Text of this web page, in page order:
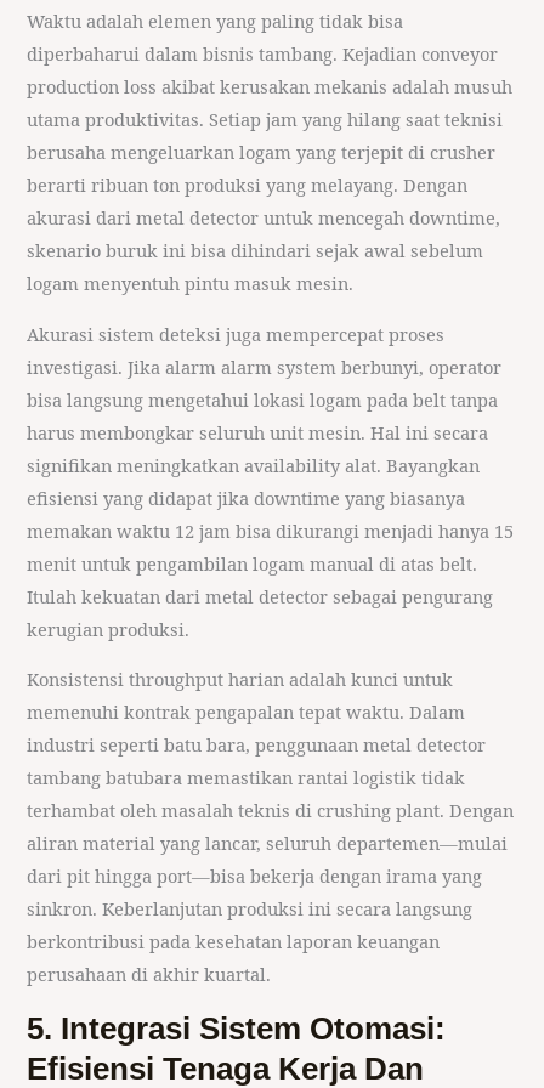
Waktu adalah elemen yang paling tidak bisa
diperbaharui dalam bisnis tambang. Kejadian conveyor
production loss akibat kerusakan mekanis adalah musuh
utama produktivitas. Setiap jam yang hilang saat teknisi
berusaha mengeluarkan logam yang terjepit di crusher
berarti ribuan ton produksi yang melayang. Dengan
akurasi dari metal detector untuk mencegah downtime,
skenario buruk ini bisa dihindari sejak awal sebelum
logam menyentuh pintu masuk mesin.
Akurasi sistem deteksi juga mempercepat proses
investigasi. Jika alarm alarm system berbunyi, operator
bisa langsung mengetahui lokasi logam pada belt tanpa
harus membongkar seluruh unit mesin. Hal ini secara
signifikan meningkatkan availability alat. Bayangkan
efisiensi yang didapat jika downtime yang biasanya
memakan waktu 12 jam bisa dikurangi menjadi hanya 15
menit untuk pengambilan logam manual di atas belt.
Itulah kekuatan dari metal detector sebagai pengurang
kerugian produksi.
Konsistensi throughput harian adalah kunci untuk
memenuhi kontrak pengapalan tepat waktu. Dalam
industri seperti batu bara, penggunaan metal detector
tambang batubara memastikan rantai logistik tidak
terhambat oleh masalah teknis di crushing plant. Dengan
aliran material yang lancar, seluruh departemen—mulai
dari pit hingga port—bisa bekerja dengan irama yang
sinkron. Keberlanjutan produksi ini secara langsung
berkontribusi pada kesehatan laporan keuangan
perusahaan di akhir kuartal.
5. Integrasi Sistem Otomasi:
Efisiensi Tenaga Kerja Dan